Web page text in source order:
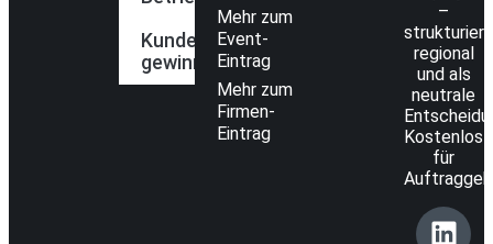
Kunden
gewinnen
Mehr zum
Event-
Eintrag
Mehr zum
Firmen-
Eintrag
–
regional
und als
neutrale
Kostenlos
für